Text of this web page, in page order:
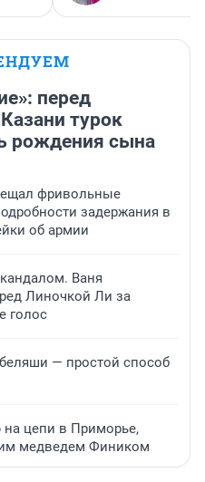
перед
турок
рождения сына
фривольные
задержания в
об армии
Ваня
Линочкой Ли за
голос
— простой способ
цепи в Приморье,
медведем Фиником